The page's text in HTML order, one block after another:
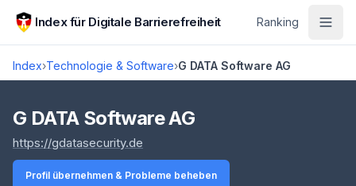
Zum Hauptinhalt springen
Index für Digitale Barrierefreiheit Ranking
Index›Technologie & Software›G DATA Software AG
Score lädt
G DATA Software AG
https://gdatasecurity.de
Profil übernehmen & Probleme beheben